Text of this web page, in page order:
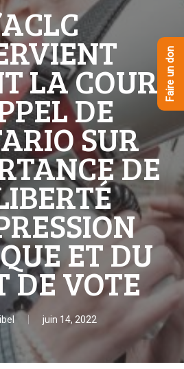
LA COUR
DE
SUR
DE
ET DU
DE VOTE
juin 14, 2022
Faire un don